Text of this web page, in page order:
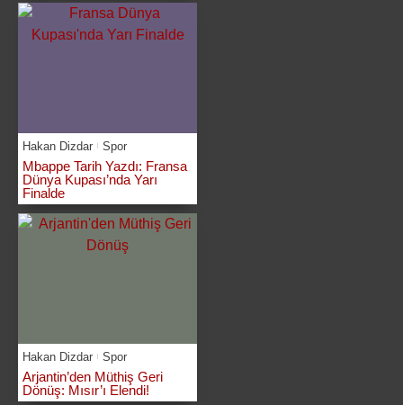
Hakan Dizdar Spor
Mbappe Tarih Yazdı: Fransa
Dünya Kupası’nda Yarı
Finalde
Hakan Dizdar Spor
Arjantin’den Müthiş Geri
Dönüş: Mısır’ı Elendi!